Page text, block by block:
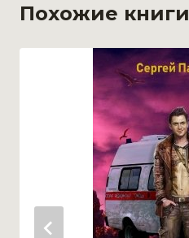
Похожие книги